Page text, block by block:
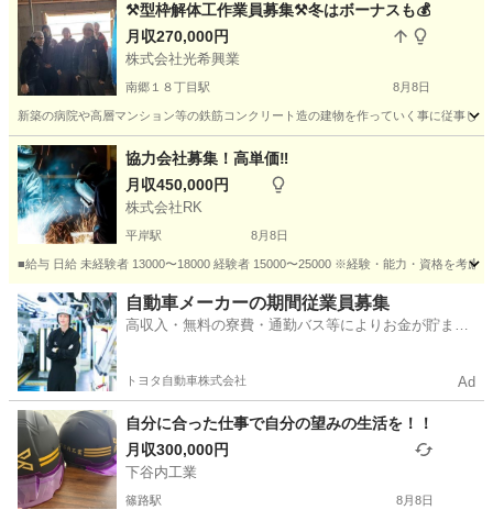
⚒️型枠解体工作業員募集⚒️冬はボーナスも💰️
月収270,000円
株式会社光希興業
南郷１８丁目駅 8月8日
新築の病院や高層マンション等の鉄筋コンクリート造の建物を作っていく事に従事
北海道 札幌市 南郷１８丁目駅 大工
協力会社募集！高単価‼︎
月収450,000円
株式会社RK
平岸駅 8月8日
■給与 日給 未経験者 13000〜18000 経験者 15000〜25000 ※経験・能力・資格を考慮
北海道 札幌市 平岸駅 土木 協力会社
自動車メーカーの期間従業員募集
高収入・無料の寮費・通勤バス等によりお金が貯まり
トヨタ自動車株式会社 Ad
自分に合った仕事で自分の望みの生活を！！
月収300,000円
下谷内工業
篠路駅 8月8日